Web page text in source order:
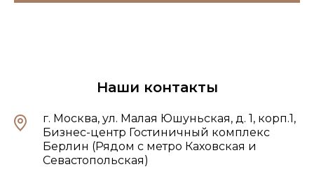
Наши контакты
г. Москва, ул. Малая Юшуньская, д. 1, корп.1,
Бизнес-центр Гостиничный комплекс
Берлин (Рядом с метро Каховская и
Севастопольская)